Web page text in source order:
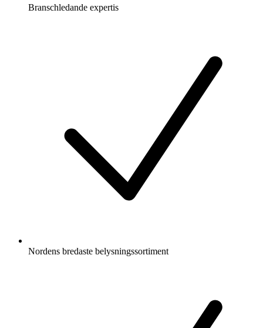
Branschledande expertis
Nordens bredaste belysningssortiment